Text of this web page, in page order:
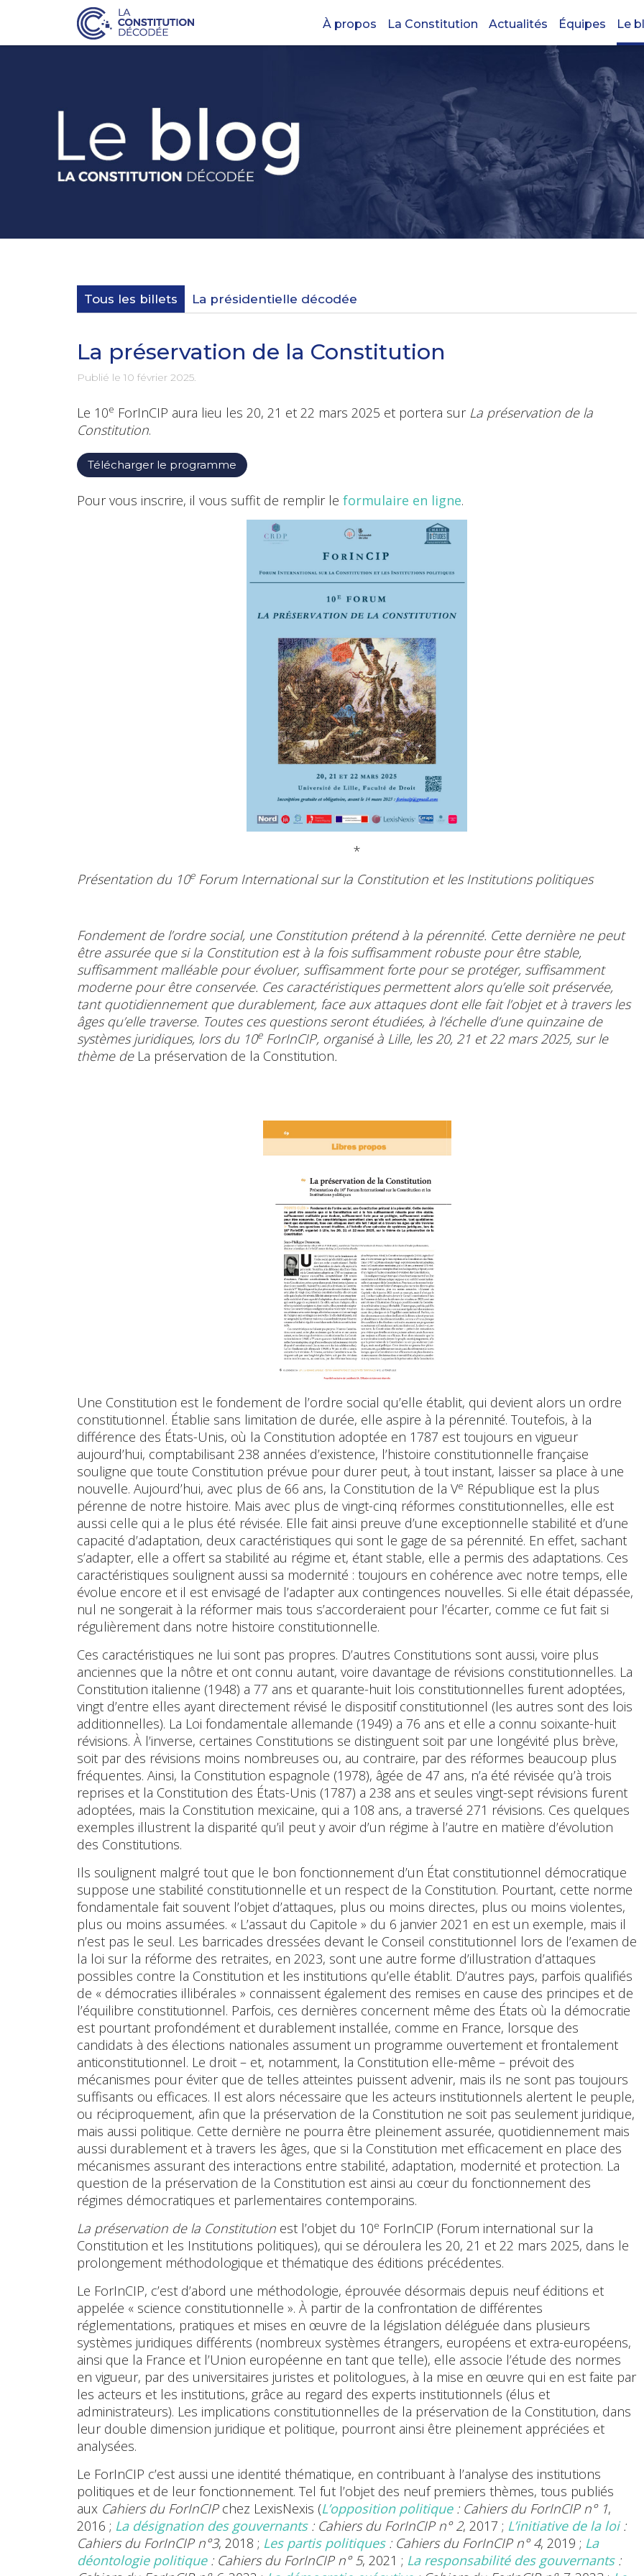
À propos La Constitution Actualités Équipes Le
Tous les billets La présidentielle décodée
La préservation de la Constitution
Publié le 10 février 2025.
Le 10e ForInCIP aura lieu les 20, 21 et 22 mars 2025 et portera sur La préservation de la
Constitution.
Télécharger le programme
Pour vous inscrire, il vous suffit de remplir le formulaire en ligne.
*
Présentation du 10eForum International sur la Constitution et les Institutions politiques
Fondement de l’ordre social, une Constitution prétend à la pérennité. Cette dernière ne peut
être assurée que si la Constitution est à la fois suffisamment robuste pour être stable,
suffisamment malléable pour évoluer, suffisamment forte pour se protéger, suffisamment
moderne pour être conservée. Ces caractéristiques permettent alors qu’elle soit préservée,
tant quotidiennement que durablement, face aux attaques dont elle fait l’objet et à travers les
âges qu’elle traverse. Toutes ces questions seront étudiées, à l’échelle d’une quinzaine de
systèmes juridiques, lors du 10eForInCIP, organisé à Lille, les 20, 21 et 22 mars 2025, sur le
thème de La préservation de la Constitution.
Une Constitution est le fondement de l’ordre social qu’elle établit, qui devient alors un ordre
constitutionnel. Établie sans limitation de durée, elle aspire à la pérennité. Toutefois, à la
différence des États-Unis, où la Constitution adoptée en 1787 est toujours en vigueur
aujourd’hui, comptabilisant 238 années d’existence, l’histoire constitutionnelle française
souligne que toute Constitution prévue pour durer peut, à tout instant, laisser sa place à une
nouvelle. Aujourd’hui, avec plus de 66 ans, la Constitution de la Ve République est la plus
pérenne de notre histoire. Mais avec plus de vingt-cinq réformes constitutionnelles, elle est
aussi celle qui a le plus été révisée. Elle fait ainsi preuve d’une exceptionnelle stabilité et d’une
capacité d’adaptation, deux caractéristiques qui sont le gage de sa pérennité. En effet, sachant
s’adapter, elle a offert sa stabilité au régime et, étant stable, elle a permis des adaptations. Ces
caractéristiques soulignent aussi sa modernité : toujours en cohérence avec notre temps, elle
évolue encore et il est envisagé de l’adapter aux contingences nouvelles. Si elle était dépassée,
nul ne songerait à la réformer mais tous s’accorderaient pour l’écarter, comme ce fut fait si
régulièrement dans notre histoire constitutionnelle.
Ces caractéristiques ne lui sont pas propres. D’autres Constitutions sont aussi, voire plus
anciennes que la nôtre et ont connu autant, voire davantage de révisions constitutionnelles. La
Constitution italienne (1948) a 77 ans et quarante-huit lois constitutionnelles furent adoptées,
vingt d’entre elles ayant directement révisé le dispositif constitutionnel (les autres sont des lois
additionnelles). La Loi fondamentale allemande (1949) a 76 ans et elle a connu soixante-huit
révisions. À l’inverse, certaines Constitutions se distinguent soit par une longévité plus brève,
soit par des révisions moins nombreuses ou, au contraire, par des réformes beaucoup plus
fréquentes. Ainsi, la Constitution espagnole (1978), âgée de 47 ans, n’a été révisée qu’à trois
reprises et la Constitution des États-Unis (1787) a 238 ans et seules vingt-sept révisions furent
adoptées, mais la Constitution mexicaine, qui a 108 ans, a traversé 271 révisions. Ces quelques
exemples illustrent la disparité qu’il peut y avoir d’un régime à l’autre en matière d’évolution
des Constitutions.
Ils soulignent malgré tout que le bon fonctionnement d’un État constitutionnel démocratique
suppose une stabilité constitutionnelle et un respect de la Constitution. Pourtant, cette norme
fondamentale fait souvent l’objet d’attaques, plus ou moins directes, plus ou moins violentes,
plus ou moins assumées. « L’assaut du Capitole » du 6 janvier 2021 en est un exemple, mais il
n’est pas le seul. Les barricades dressées devant le Conseil constitutionnel lors de l’examen de
la loi sur la réforme des retraites, en 2023, sont une autre forme d’illustration d’attaques
possibles contre la Constitution et les institutions qu’elle établit. D’autres pays, parfois qualifiés
de « démocraties illibérales » connaissent également des remises en cause des principes et de
l’équilibre constitutionnel. Parfois, ces dernières concernent même des États où la démocratie
est pourtant profondément et durablement installée, comme en France, lorsque des
candidats à des élections nationales assument un programme ouvertement et frontalement
anticonstitutionnel. Le droit – et, notamment, la Constitution elle-même – prévoit des
mécanismes pour éviter que de telles atteintes puissent advenir, mais ils ne sont pas toujours
suffisants ou efficaces. Il est alors nécessaire que les acteurs institutionnels alertent le peuple,
ou réciproquement, afin que la préservation de la Constitution ne soit pas seulement juridique,
mais aussi politique. Cette dernière ne pourra être pleinement assurée, quotidiennement mais
aussi durablement et à travers les âges, que si la Constitution met efficacement en place des
mécanismes assurant des interactions entre stabilité, adaptation, modernité et protection. La
question de la préservation de la Constitution est ainsi au cœur du fonctionnement des
régimes démocratiques et parlementaires contemporains.
La préservation de la Constitution est l’objet du 10e ForInCIP (Forum international sur la
Constitution et les Institutions politiques), qui se déroulera les 20, 21 et 22 mars 2025, dans le
prolongement méthodologique et thématique des éditions précédentes.
Le ForInCIP, c’est d’abord une méthodologie, éprouvée désormais depuis neuf éditions et
appelée « science constitutionnelle ». À partir de la confrontation de différentes
réglementations, pratiques et mises en œuvre de la législation déléguée dans plusieurs
systèmes juridiques différents (nombreux systèmes étrangers, européens et extra-européens,
ainsi que la France et l’Union européenne en tant que telle), elle associe l’étude des normes
en vigueur, par des universitaires juristes et politologues, à la mise en œuvre qui en est faite par
les acteurs et les institutions, grâce au regard des experts institutionnels (élus et
administrateurs). Les implications constitutionnelles de la préservation de la Constitution, dans
leur double dimension juridique et politique, pourront ainsi être pleinement appréciées et
analysées.
Le ForInCIP c’est aussi une identité thématique, en contribuant à l’analyse des institutions
politiques et de leur fonctionnement. Tel fut l’objet des neuf premiers thèmes, tous publiés
aux Cahiers du ForInCIPchez LexisNexis (L’opposition politique: Cahiers du ForInCIP n° 1,
2016 ; La désignation des gouvernants: Cahiers du ForInCIP n°2, 2017 ; L’initiative de la loi:
Cahiers du ForInCIP n°3, 2018 ; Les partis politiques: Cahiers du ForInCIP n° 4, 2019 ; La
déontologie politique: Cahiers du ForInCIP n°5, 2021 ; La responsabilité des gouvernants: